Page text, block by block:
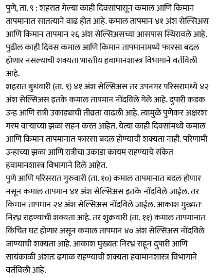
पुणे, ता. ९ : शहरात गेल्या काही दिवसांपासून कमाल आणि किमान
तापमानात सातत्याने वाढ होत आहे. कमाल तापमान ४१ अंश सेल्सिअस
आणि किमान तापमान २६ अंश सेल्सिअसच्या आसपास स्थिरावले आहे.
पुढील काही दिवस कमाल आणि किमान तापमानामध्ये फारसा बदल
होणार नसल्याची शक्यता भारतीय हवामानशास्त्र विभागाने वर्तविली
आहे.
शहरात बुधवारी (ता. ९) ४१ अंश सेल्सिअस तर उपनगर परिसरामध्ये ४२
अंश सेल्सिअस इतके कमाल तापमान नोंदविले गेले आहे. दुपारी कडक
उन्ह आणि रात्री उकाड्याची तीव्रता वाढली आहे. त्यामुळे पुणेकर अक्षरशः
गरम वाऱ्याच्या झळा सहन करत आहेत. येत्या काही दिवसांमध्ये कमाल
आणि किमान तापमानात फारसा बदल होण्याची शक्यता नाही. परिणामी
उन्हाच्या झळा आणि रात्रीचा उकाडा कायम राहण्याचे संकेत
हवामानशास्त्र विभागाने दिले आहेत.
पुणे आणि परिसरात गुरुवारी (ता. १०) कमाल तापमानात बदल होणार
नसून कमाल तापमान ४१ अंश सेल्सिअस इतके नोंदविले जाईल. तर
किमान तापमान २४ अंश सेल्सिअस नोंदविले जाईल. आकाश मुख्यतः
निरभ्र राहण्याची शक्यता आहे. तर शुक्रवारी (ता. ११) कमाल तापमानात
किंचित घट होणार असून कमाल तापमान ४० अंश सेल्सिअस नोंदविले
जाण्याची शक्यता आहे. आकाश मुख्यतः निरभ्र राहून दुपारी आणि
सायंकाळी अंशतः ढगाळ राहण्याची शक्यता हवामानशास्त्र विभागाने
वर्तविली आहे.